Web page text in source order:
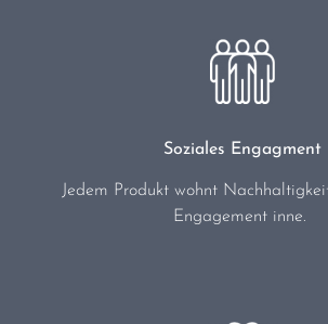
Soziales Engagment
Jedem Produkt wohnt
Engagement inne.